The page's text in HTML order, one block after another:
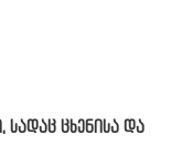
სადაც ცხენისა და